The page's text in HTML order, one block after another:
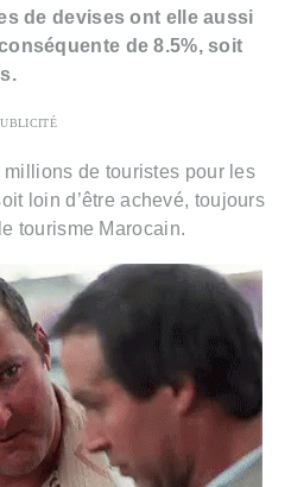
de devises ont elle aussi
de 8.5%, soit
de touristes pour les
loin d’être achevé, toujours
tourisme Marocain.